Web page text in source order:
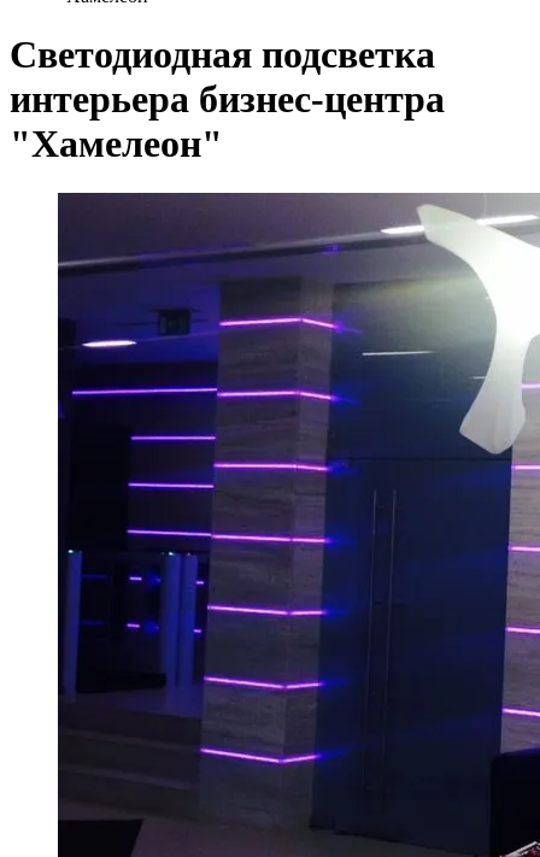
Светодиодная подсветка
интерьера бизнес-центра
"Хамелеон"